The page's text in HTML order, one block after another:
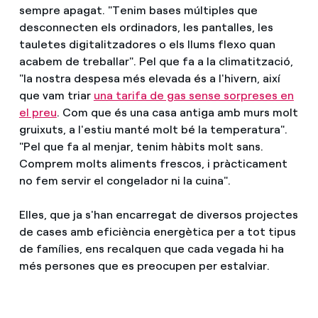
sempre apagat. "Tenim bases múltiples que
desconnecten els ordinadors, les pantalles, les
tauletes digitalitzadores o els llums flexo quan
acabem de treballar". Pel que fa a la climatització,
"la nostra despesa més elevada és a l'hivern, així
que vam triar una tarifa de gas sense sorpreses en
el preu. Com que és una casa antiga amb murs molt
gruixuts, a l'estiu manté molt bé la temperatura".
"Pel que fa al menjar, tenim hàbits molt sans.
Comprem molts aliments frescos, i pràcticament
no fem servir el congelador ni la cuina".
Elles, que ja s'han encarregat de diversos projectes
de cases amb eficiència energètica per a tot tipus
de famílies, ens recalquen que cada vegada hi ha
més persones que es preocupen per estalviar.